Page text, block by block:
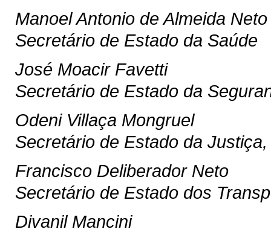
Manoel Antonio de Almeida Neto
Secretário de Estado da Saúde
José Moacir Favetti
Secretário de Estado da
Odeni Villaça Mongruel
Secretário de Estado da
Francisco Deliberador Neto
Secretário de Estado dos
Divanil Mancini